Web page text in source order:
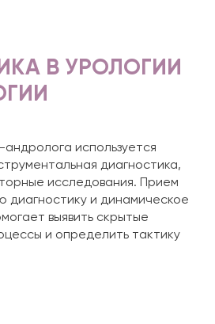
В УРОЛОГИИ
используется
диагностика,
исследования. Прием
диагностику и динамическое
выявить скрытые
и определить тактику